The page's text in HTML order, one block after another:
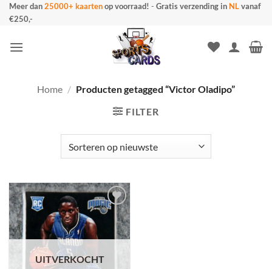
Ga
naar
Meer dan25000+ kaartenop voorraad! - Gratis verzending in NLvanaf
€250,-
Home / Producten getagged “Victor Oladipo”
FILTER
UITVERKOCHT